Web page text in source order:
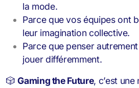
la mode.
Parce que vos équipes ont
leur imagination collective.
Parce que penser
jouer différemment.
🎲Gaming the Future, c’est